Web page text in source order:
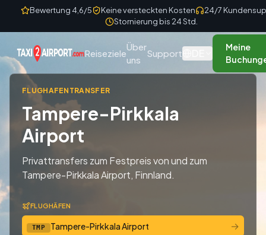
Skip to content
Bewertung 4,6/5 Keine versteckten Kosten
24/7
Stornierung bis 24 Std.
Reiseziele
Über
uns
Support
Meine
FLUGHAFENTRANSFER
Tampere-Pirkkala
Airport
Privattransfers zum Festpreis von und zum
Tampere-Pirkkala Airport, Finnland.
FLUGHÄFEN
TMP Tampere-Pirkkala Airport →